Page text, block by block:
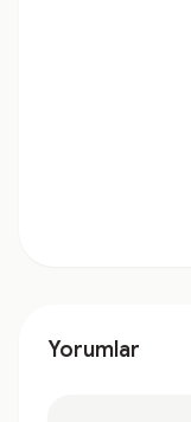
Yorumlar